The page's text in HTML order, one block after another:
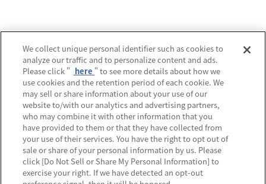
プライバシーポリシー
利用規約
MECREの使い方
よくあるご質問
Do Not Sell or Share My Personal Information
We collect unique personal identifier such as cookies to
analyze our traffic and to personalize content and ads.
Please click " here " to see more details about how we
use cookies and the retention period of each cookie. We
may sell or share information about your use of our
website to/with our analytics and advertising partners,
who may combine it with other information that you
have provided to them or that they have collected from
your use of their services. You have the right to opt out of
sale or share of your personal information by us. Please
click [Do Not Sell or Share My Personal Information] to
exercise your right. If we have detected an opt-out